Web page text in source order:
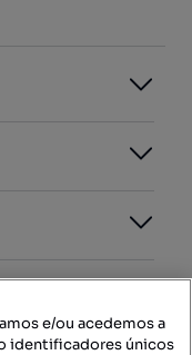
e/ou acedemos a
identificadores únicos